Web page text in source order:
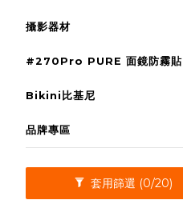
攝影器材
#270Pro PURE 面鏡防霧貼
Bikini比基尼
品牌專區
套用篩選 (0/20)